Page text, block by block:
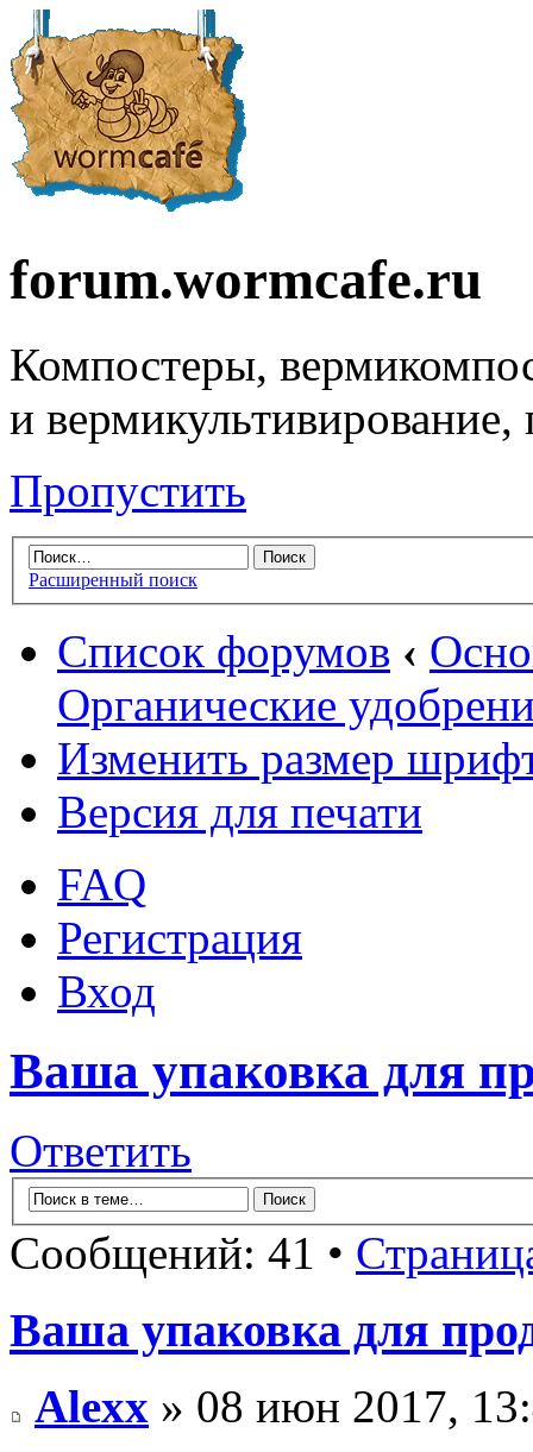
forum.wormcafe.ru
Компостеры,
и
Пропустить
Расширенный поиск
Список форумов ‹
Органические
Изменить размер
Версия для печати
FAQ
Регистрация
Вход
Ваша упаковка для
Ответить
Сообщений: 41 •
Ваша упаковка для
Alexx » 08 июн 2017,